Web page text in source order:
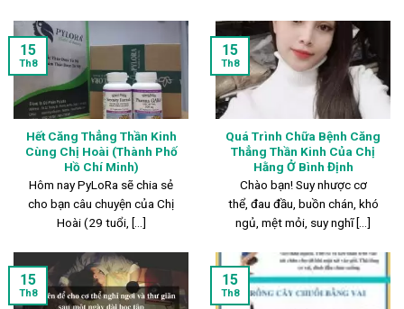
Hết Căng Thẳng Thần Kinh
Cùng Chị Hoài (Thành Phố
Hồ Chí Minh)
Hôm nay PyLoRa sẽ chia sẻ
cho bạn câu chuyện của Chị
Hoài (29 tuổi, [...]
15
Th8
Quá Trình Chữa Bệnh Căng
Thẳng Thần Kinh Của Chị
Hằng Ở Bình Định
Chào bạn! Suy nhược cơ
thể, đau đầu, buồn chán, khó
ngủ, mệt mỏi, suy nghĩ [...]
15
Th8
15
Th8
15
Th8